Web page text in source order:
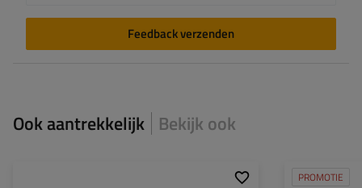
Feedback verzenden
Ook aantrekkelijk Bekijk ook
PROMOTIE